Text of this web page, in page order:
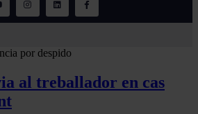
al treballador en cas